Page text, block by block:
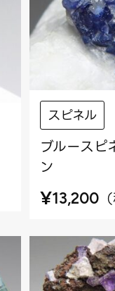
スピネル
ブルース
ン
¥13,200 （